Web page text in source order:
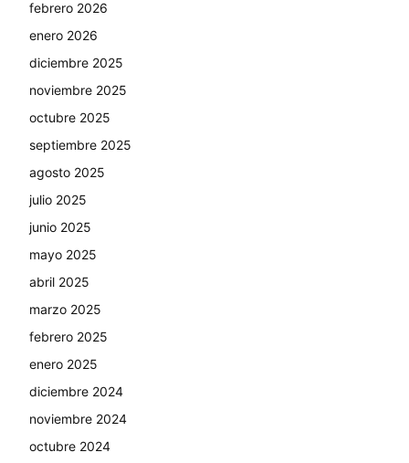
febrero 2026
enero 2026
diciembre 2025
noviembre 2025
octubre 2025
septiembre 2025
agosto 2025
julio 2025
junio 2025
mayo 2025
abril 2025
marzo 2025
febrero 2025
enero 2025
diciembre 2024
noviembre 2024
octubre 2024